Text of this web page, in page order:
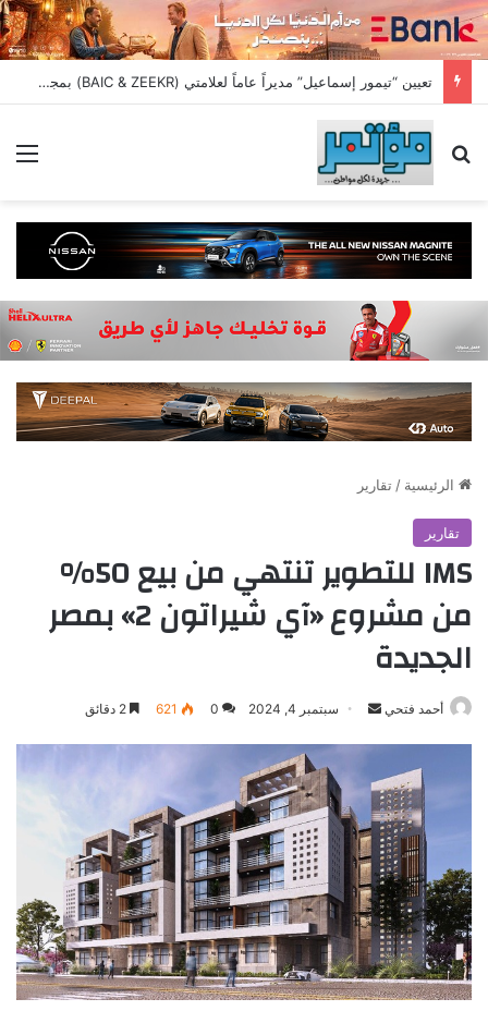
تعيين “تيمور إسماعيل” مديراً عاماً لعلامتي (BAIC & ZEEKR) بمجموعة EIM للسيارات
بحث عن
الرئيسية / تقارير
تقارير
IMS للتطوير تنتهي من بيع 50%
من مشروع «آي شيراتون 2» بمصر
الجديدة
أحمد فتحي
أرسل سبتمبر 4, 2024 0
621